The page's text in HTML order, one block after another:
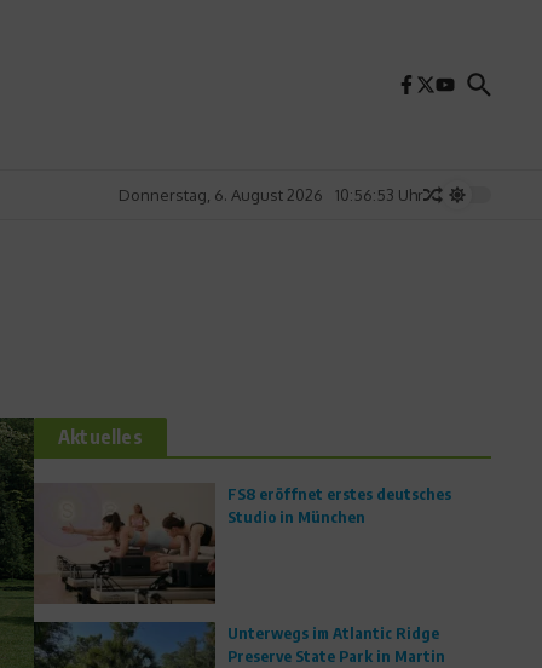
Donnerstag, 6. August 2026 10:56:55 Uhr
Aktuelles
FS8 eröffnet erstes deutsches
Studio in München
Unterwegs im Atlantic Ridge
Preserve State Park in Martin